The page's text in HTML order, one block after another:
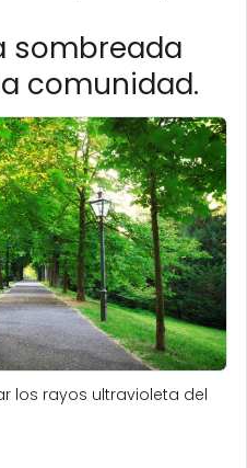
sombreada
comunidad.
los rayos ultravioleta del